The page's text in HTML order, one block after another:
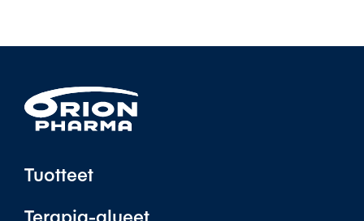
Tuotteet
Terapia-alueet